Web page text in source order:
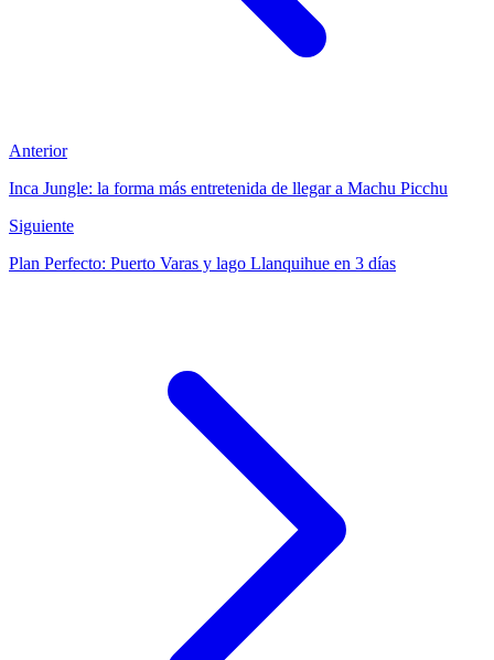
Anterior
Inca Jungle: la forma más entretenida de llegar a Machu Picchu
Siguiente
Plan Perfecto: Puerto Varas y lago Llanquihue en 3 días